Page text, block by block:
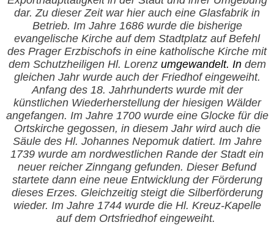
dar. Zu dieser Zeit war hier auch eine Glasfabrik in
Betrieb. Im Jahre 1686 wurde die bisherige
evangelische Kirche auf dem Stadtplatz auf Befehl
des Prager Erzbischofs in eine katholische Kirche mit
dem Schutzheiligen Hl. Lorenz umgewandelt. Indem
gleichen Jahr wurde auch der Friedhof eingeweiht.
Anfang des 18. Jahrhunderts wurde mit der
künstlichen Wiederherstellung der hiesigen Wälder
angefangen. Im Jahre 1700 wurde eine Glocke für die
Ortskirche gegossen, in diesem Jahr wird auch die
Säule des Hl. Johannes Nepomuk datiert. Im Jahre
1739 wurde am nordwestlichen Rande der Stadt ein
neuer reicher Zinngang gefunden. Dieser Befund
startete dann eine neue Entwicklung der Förderung
dieses Erzes. Gleichzeitig steigt die Silberförderung
wieder. Im Jahre 1744 wurde die Hl. Kreuz-Kapelle
auf dem Ortsfriedhof eingeweiht.